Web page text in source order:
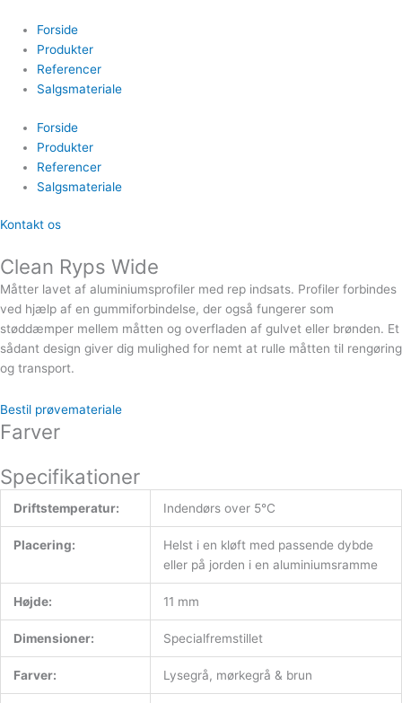
indholdet
Forside
Produkter
Referencer
Salgsmateriale
Forside
Produkter
Referencer
Salgsmateriale
Kontakt os
Clean Ryps Wide
Måtter lavet af aluminiumsprofiler med rep indsats. Profiler forbindes
ved hjælp af en gummiforbindelse, der også fungerer som
støddæmper mellem måtten og overfladen af ​​gulvet eller brønden. Et
sådant design giver dig mulighed for nemt at rulle måtten til rengøring
og transport.
Bestil prøvemateriale
Farver
Specifikationer
Driftstemperatur: Indendørs over 5°C
Placering:
Helst i en kløft med passende dybde
eller på jorden i en aluminiumsramme
Højde: 11 mm
Dimensioner: Specialfremstillet
Farver: Lysegrå, mørkegrå & brun